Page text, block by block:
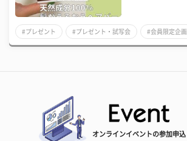
#プレゼント #プレゼント・試写会 #会員限定企画
オンラインイベントの参加申込